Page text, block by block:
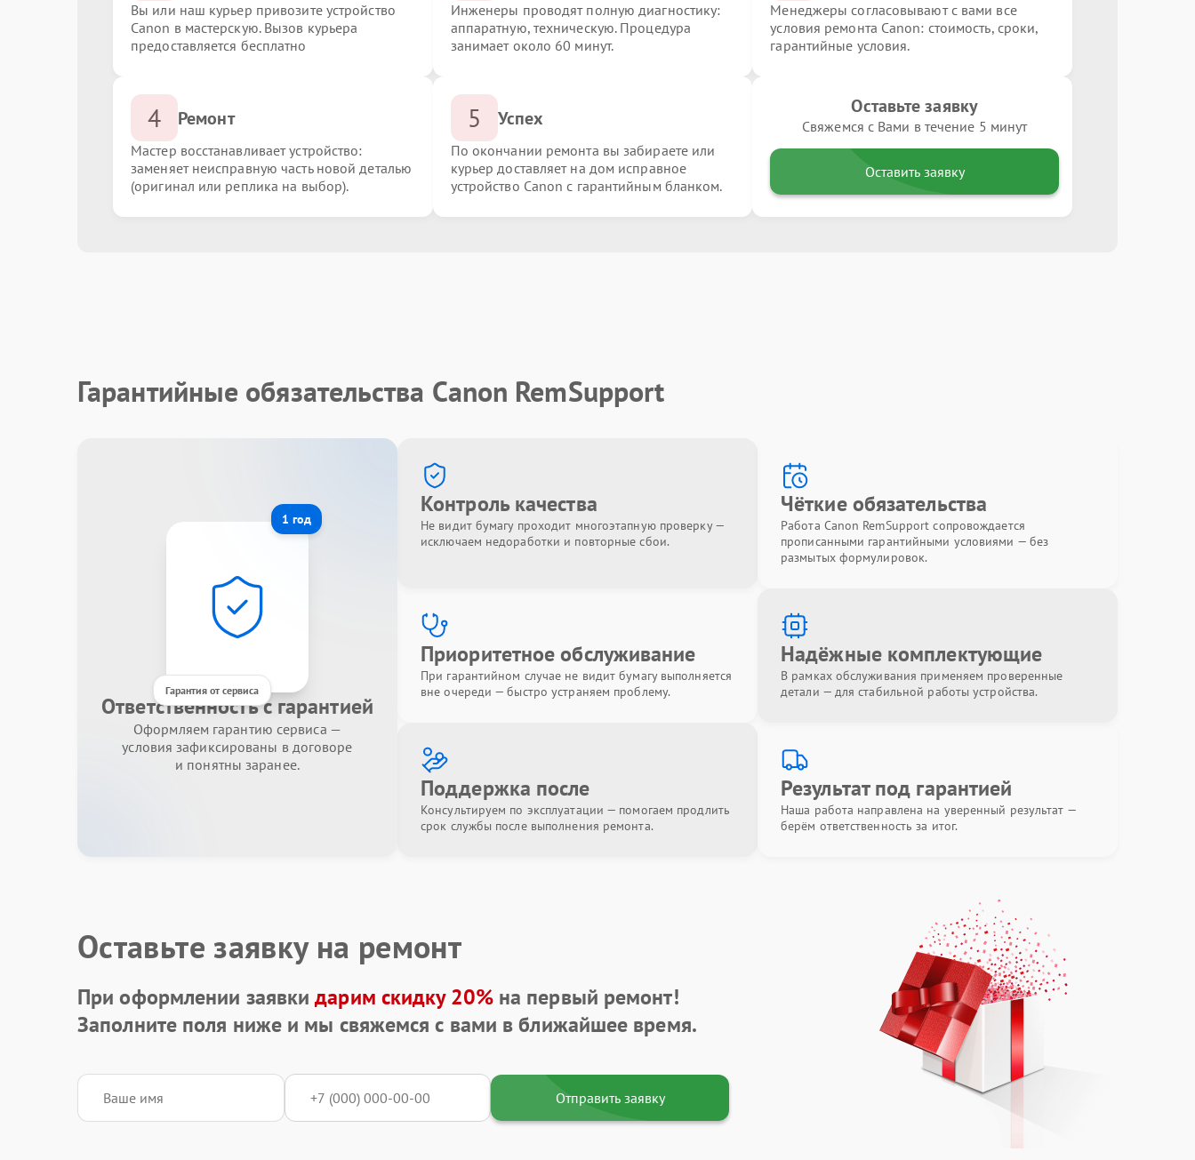
Вы или наш курьер привозите устройство
Canon в мастерскую. Вызов курьера
предоставляется бесплатно
Инженеры проводят полную диагностику:
аппаратную, техническую. Процедура
занимает около 60 минут.
Менеджеры согласовывают с вами все
условия ремонта Canon: стоимость, сроки,
гарантийные условия.
4 Ремонт
Мастер восстанавливает устройство:
заменяет неисправную часть новой деталью
(оригинал или реплика на выбор).
5 Успех
По окончании ремонта вы забираете или
курьер доставляет на дом исправное
устройство Canon с гарантийным бланком.
Оставьте заявку
Свяжемся с Вами в течение 5 минут
Оставить заявку
Гарантийные обязательства Canon RemSupport
1 год
Гарантия от сервиса
Ответственность с гарантией
Оформляем гарантию сервиса —
условия зафиксированы в договоре
и понятны заранее.
Контроль качества
Не видит бумагу проходит многоэтапную проверку —
исключаем недоработки и повторные сбои.
Чёткие обязательства
Работа Canon RemSupport сопровождается
прописанными гарантийными условиями — без
размытых формулировок.
Приоритетное обслуживание
При гарантийном случае не видит бумагу выполняется
вне очереди — быстро устраняем проблему.
Надёжные комплектующие
В рамках обслуживания применяем проверенные
детали — для стабильной работы устройства.
Поддержка после
Консультируем по эксплуатации — помогаем продлить
срок службы после выполнения ремонта.
Результат под гарантией
Наша работа направлена на уверенный результат —
берём ответственность за итог.
Оставьте заявку на ремонт
При оформлении заявкидарим скидку 20%на первый ремонт!
Заполните поля ниже и мы свяжемся с вами в ближайшее время.
Отправить заявку